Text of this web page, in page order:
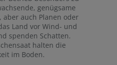
genügsame
aber auch Planen oder
Land vor Wind- und
spenden Schatten.
halten die
im Boden.